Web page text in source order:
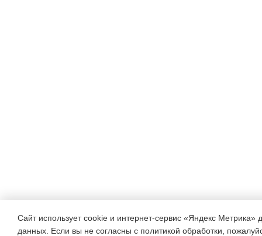
Сайт использует cookie и интернет-сервис «Яндекс Метрика»
данных. Если вы не согласны с политикой обработки,